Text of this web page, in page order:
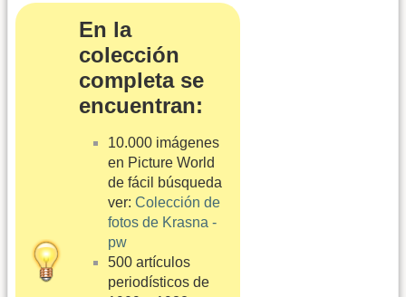
En la
colección
completa se
encuentran:
10.000 imágenes
en Picture World
de fácil búsqueda
ver: Colección de
fotos de Krasna -
pw
500 artículos
periodísticos de